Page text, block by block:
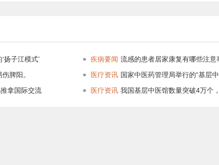
扬子江模式’ 疾病要闻 流感的患者居家康复有哪些注意
脾阳。 医疗资讯 国家中医药管理局举行的“基层
拿国际交流 医疗资讯 我国基层中医馆数量突破4万个